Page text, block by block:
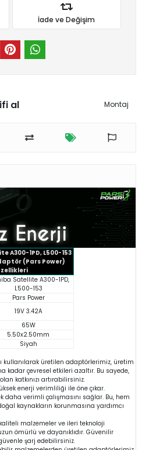
İade ve Değişim
al Montaj
A300-1PD, L500-153
(Pars Power)
Satellite A300-1PD,
L500-153
Pars Power
19V 3.42A
65W
5.50x2.50mm
Siyah
kullanılarak üretilen adaptörlerimiz, üretim
kadar çevresel etkileri azaltır. Bu sayede,
katkınızı artırabilirsiniz.
enerji verimliliği ile öne çıkar.
daha verimli çalışmasını sağlar. Bu, hem
kaynakların korunmasına yardımcı
malzemeler ve ileri teknoloji
ömürlü ve dayanıklıdır. Güvenilir
şarj edebilirsiniz.